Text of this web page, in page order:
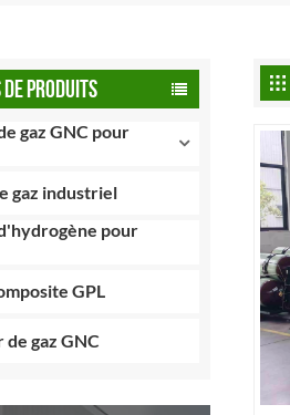
PRODUITS
gaz GNC pour
gaz industriel
pour
GPL
gaz GNC